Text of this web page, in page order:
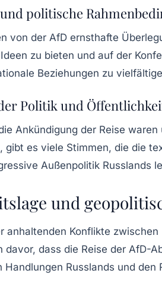
politische
von der AfD ernsthafte
zu bieten und auf der
Beziehungen zu
Politik und
Ankündigung der Reise
gibt es viele Stimmen, die die
Außenpolitik Russlands
und
anhaltenden Konflikte zwischen
davor, dass die Reise der AfD-
Handlungen Russlands und